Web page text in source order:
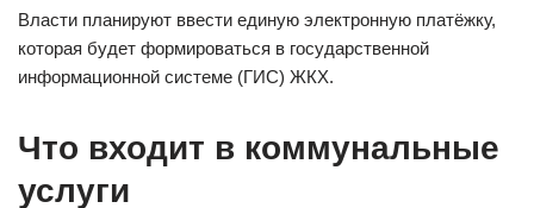
Власти планируют ввести единую электронную платёжку,
которая будет формироваться в государственной
информационной системе (ГИС) ЖКХ.
Что входит в коммунальные
услуги